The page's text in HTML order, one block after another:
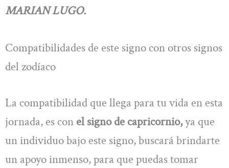
MARIAN LUGO.
Compatibilidades de este signo con otros signos
del zodíaco
La compatibilidad que llega para tu vida en esta
jornada, es con el signo de capricornio,ya que
un individuo bajo este signo, buscará brindarte
un apoyo inmenso, para que puedas tomar